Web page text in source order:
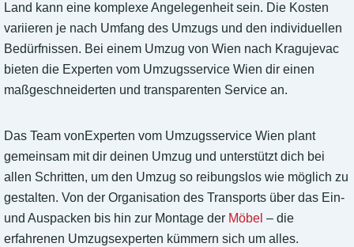
Land kann eine komplexe Angelegenheit sein. Die Kosten
variieren je nach Umfang des Umzugs und den individuellen
Bedürfnissen. Bei einem Umzug von Wien nach Kragujevac
bieten die Experten vom Umzugsservice Wien dir einen
maßgeschneiderten und transparenten Service an.
Das Team vonExperten vom Umzugsservice Wien plant
gemeinsam mit dir deinen Umzug und unterstützt dich bei
allen Schritten, um den Umzug so reibungslos wie möglich zu
gestalten. Von der Organisation des Transports über das Ein-
und Auspacken bis hin zur Montage der Möbel – die
erfahrenen Umzugsexperten kümmern sich um alles.